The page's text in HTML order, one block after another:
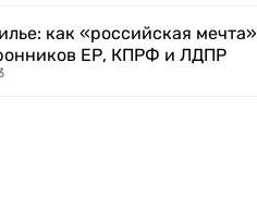
как «российская мечта»
ЕР, КПРФ и ЛДПР